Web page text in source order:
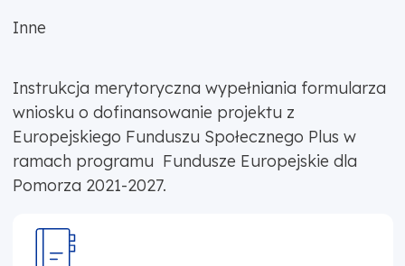
Inne
Instrukcja merytoryczna wypełniania formularza
wniosku o dofinansowanie projektu z
Europejskiego Funduszu Społecznego Plus w
ramach programu Fundusze Europejskie dla
Pomorza 2021-2027.